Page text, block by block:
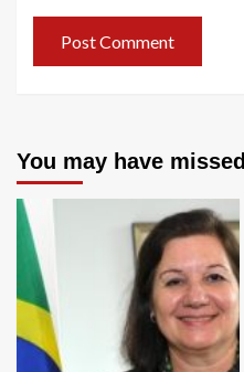
You may have missed